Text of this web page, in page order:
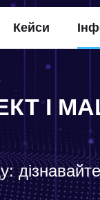
Кейси
І